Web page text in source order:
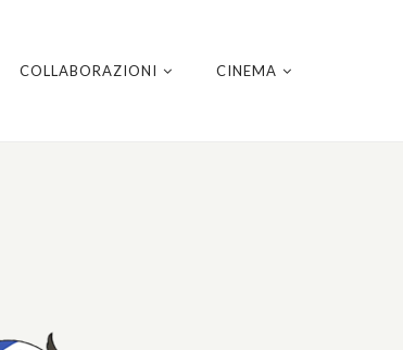
COLLABORAZIONI CINEMA